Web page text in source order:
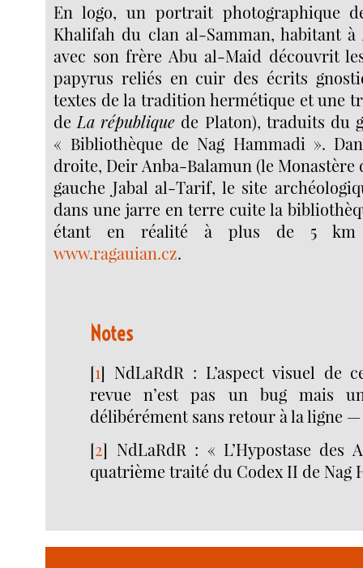
En logo, un portrait photographique
Khalifah du clan al-Samman, habitant
avec son frère Abu al-Maid découvrit
papyrus reliés en cuir des écrits
textes de la tradition hermétique et une
de La république de Platon), traduits du
« Bibliothèque de Nag Hammadi ».
droite, Deir Anba-Balamun (le Monastère
gauche Jabal al-Tarif, le site
dans une jarre en terre cuite la
étant en réalité à plus de 5 km
www.ragauian.cz.
Notes
[1] NdLaRdR : L’aspect visuel de
revue n’est pas un bug mais
délibérément sans retour à la ligne
[2] NdLaRdR : « L’Hypostase des
quatrième traité du Codex II de Nag